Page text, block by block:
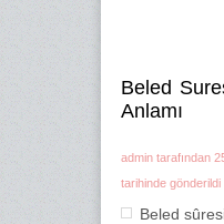
Beled
Anlamı
admin tarafından
tarihinde gönderildi
Beled